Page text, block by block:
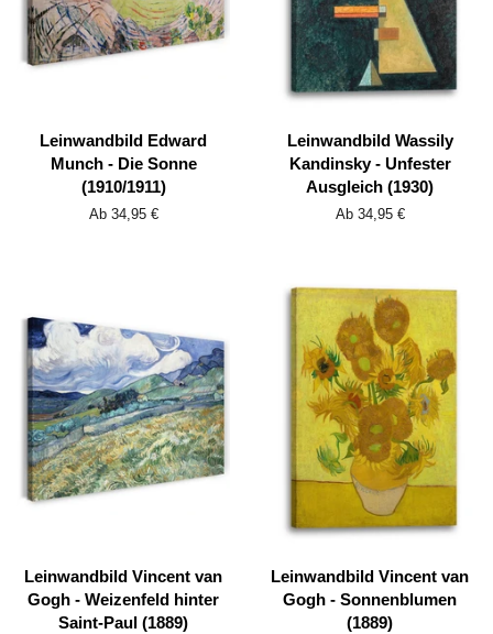
Leinwandbild Edward
Munch - Die Sonne
(1910/1911)
Ab 34,95 €
Leinwandbild Wassily
Kandinsky - Unfester
Ausgleich (1930)
Ab 34,95 €
Leinwandbild Vincent van
Gogh - Weizenfeld hinter
Saint-Paul (1889)
Leinwandbild Vincent van
Gogh - Sonnenblumen
(1889)